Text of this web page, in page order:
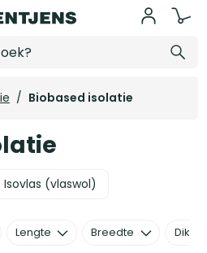
/ Biobased isolatie
Isovlas (vlaswol)
Lengte Breedte Dikte